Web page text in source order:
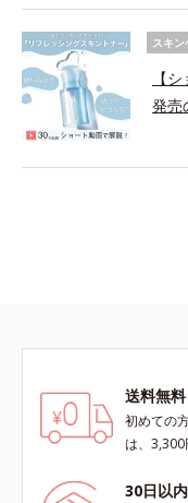
スキ
【
発売
送料無料
初めての
は、
30日以